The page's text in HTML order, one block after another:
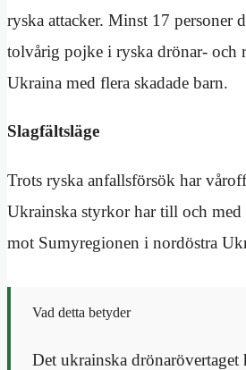
ryska attacker. Minst 17 personer
tolvårig pojke i ryska drönar- och
Ukraina med flera skadade barn.
Slagfältsläge
Trots ryska anfallsförsök har
Ukrainska styrkor har till och
mot Sumyregionen i nordöstra
Vad detta betyder
Det ukrainska